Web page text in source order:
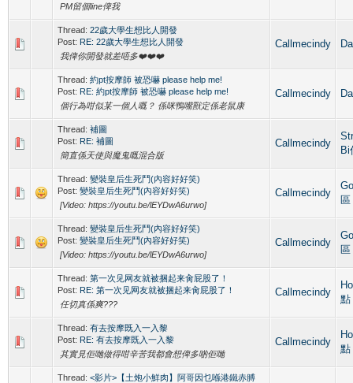
PM留個line俾我
Thread: 22歲大學生想比人開發
Post: RE: 22歲大學生想比人開發
我俾你開發就差唔多❤️❤️❤️
Callmecindy
Thread: 約pt按摩師 被恐嚇 please help me!
Post: RE: 約pt按摩師 被恐嚇 please help me!
個行為咁似某一個人嘅？ 係咪鴨嘴獸定係老鼠康
Callmecindy
Thread: 補圖
Post: RE: 補圖
簡直係天使與魔鬼嘅混合版
Callmecindy
Bi
Thread: 變裝皇后生死鬥(內容好好笑)
Post: 變裝皇后生死鬥(內容好好笑)
[Video: https://youtu.be/lEYDwA6urwo]
Callmecindy
區
Thread: 變裝皇后生死鬥(內容好好笑)
Post: 變裝皇后生死鬥(內容好好笑)
[Video: https://youtu.be/lEYDwA6urwo]
Callmecindy
區
Thread: 第一次见网友就被捆起来肏屁股了！
Post: RE: 第一次见网友就被捆起来肏屁股了！
任切真係爽???
Callmecindy
點
Thread: 有去按摩既入一入黎
Post: RE: 有去按摩既入一入黎
其實見佢哋做得咁辛苦我都會想俾多啲佢哋
Callmecindy
點
Thread: <影片>【土炮小鮮肉】阿哥因乜喺港鐵赤膊